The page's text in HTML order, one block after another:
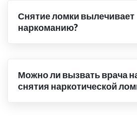
Снятие ломки вылечивает
наркоманию?
Можно ли вызвать врача
снятия наркотической